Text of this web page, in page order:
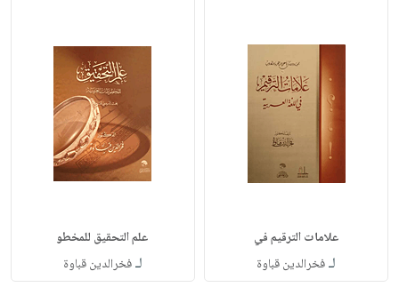
علامات الترقيم في
لـفخرالدين قباوة
علم التحقيق للمخطو
لـفخرالدين قباوة